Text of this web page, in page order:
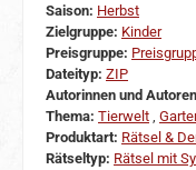
Saison: Herbst
Zielgruppe: Kinder
Preisgruppe:
Dateityp: ZIP
Autorinnen und
Thema: Tierwelt ,
Produktart: Rätsel &
Rätseltyp: Rätsel mit